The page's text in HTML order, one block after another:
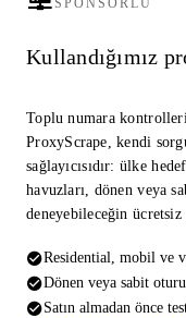
SPONSORLU
Kullandığımız
Toplu numara
ProxyScrape, kendi
sağlayıcısıdır: ülke
havuzları, dönen veya
deneyebileceğin
Residential, mobil ve
Dönen veya sabit
Satın almadan önce